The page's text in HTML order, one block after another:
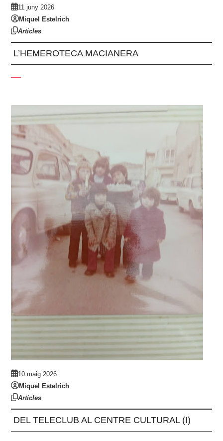
11 juny 2026
Miquel Estelrich
Articles
L’HEMEROTECA MACIANERA
10 maig 2026
Miquel Estelrich
Articles
DEL TELECLUB AL CENTRE CULTURAL (I)